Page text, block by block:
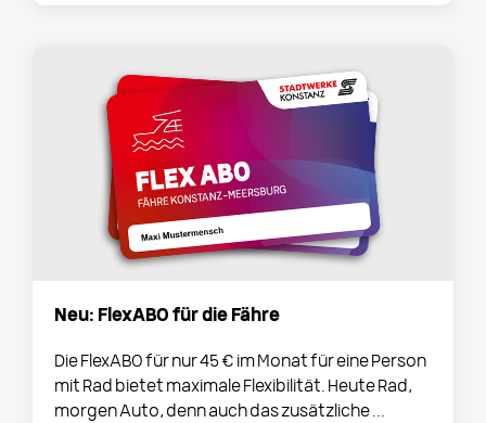
Neu: FlexABO für die Fähre
Die FlexABO für nur 45 € im Monat für eine Person
mit Rad bietet maximale Flexibilität. Heute Rad,
morgen Auto, denn auch das zusätzliche ...